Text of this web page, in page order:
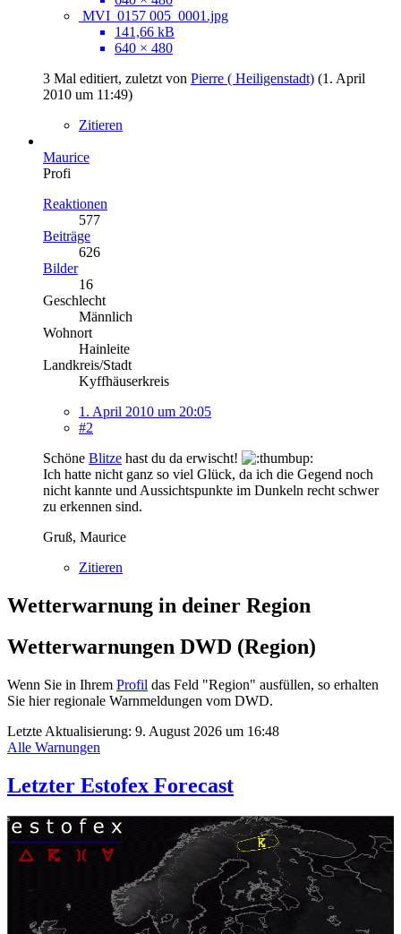
MVI_0157 005_0001.jpg
141,66 kB
640 × 480
3 Mal editiert, zuletzt von Pierre ( Heiligenstadt) (1. April
2010 um 11:49)
Zitieren
Maurice
Profi
Reaktionen
577
Beiträge
626
Bilder
16
Geschlecht
Männlich
Wohnort
Hainleite
Landkreis/Stadt
Kyffhäuserkreis
1. April 2010 um 20:05
#2
Schöne Blitze hast du da erwischt!
Ich hatte nicht ganz so viel Glück, da ich die Gegend noch
nicht kannte und Aussichtspunkte im Dunkeln recht schwer
zu erkennen sind.
Gruß, Maurice
Zitieren
Wetterwarnung in deiner Region
Wetterwarnungen DWD (Region)
Wenn Sie in Ihrem Profil das Feld "Region" ausfüllen, so erhalten
Sie hier regionale Warnmeldungen vom DWD.
Letzte Aktualisierung: 9. August 2026 um 16:48
Alle Warnungen
Letzter Estofex Forecast